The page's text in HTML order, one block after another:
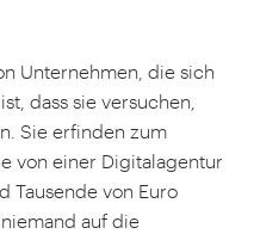
Unternehmen, die sich
dass sie versuchen,
Sie erfinden zum
von einer Digitalagentur
Tausende von Euro
auf die